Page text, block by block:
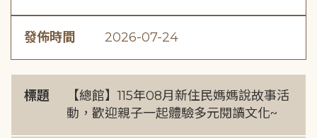
發佈時間 2026-07-24
標題
【總館】115年08月新住民媽媽說故事活
動，歡迎親子一起體驗多元閱讀文化~